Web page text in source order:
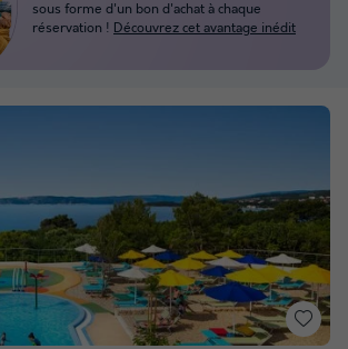
sous forme d'un bon d'achat à chaque
réservation ! Découvrez cet avantage inédit